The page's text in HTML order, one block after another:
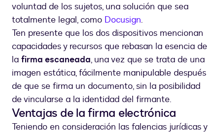
voluntad de los sujetos, una solución que sea
totalmente legal, como Docusign.
Ten presente que los dos dispositivos mencionan
capacidades y recursos que rebasan la esencia de
la firma escaneada, una vez que se trata de una
imagen estática, fácilmente manipulable después
de que se firma un documento, sin la posibilidad
de vincularse a la identidad del firmante.
Ventajas de la firma electrónica
Teniendo en consideración las falencias jurídicas y